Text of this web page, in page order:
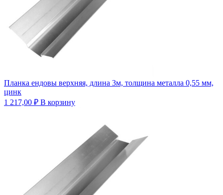
Планка ендовы верхняя, длина 3м, толщина металла 0,55 мм,
цинк
1 217,00 ₽ В корзину